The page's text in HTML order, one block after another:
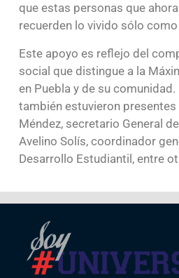
que estas personas que
recuerden lo vivido sólo
Este apoyo es reflejo del
social que distingue a la
en Puebla y de su
también estuvieron presentes
Méndez, secretario General
Avelino Solís, coordinador
Desarrollo Estudiantil, entre